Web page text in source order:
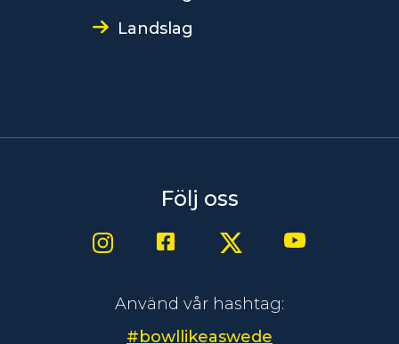
Landslag
Följ oss
Använd vår hashtag:
#bowllikeaswede